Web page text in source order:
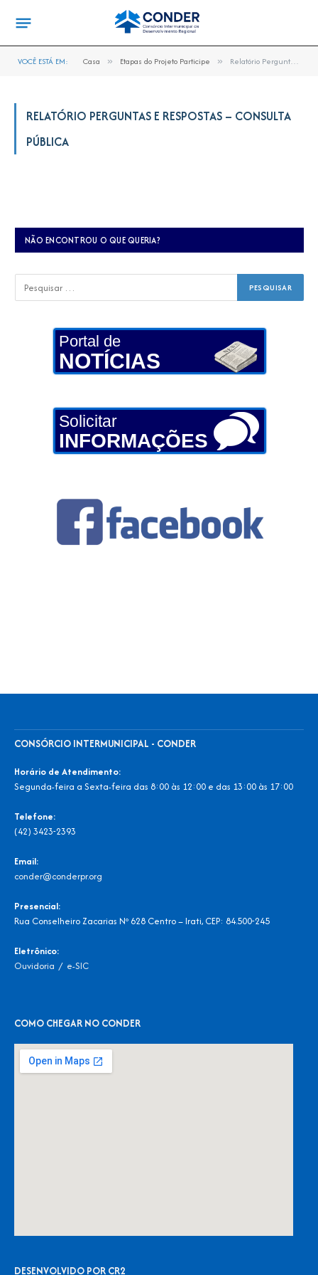
VOCÊ ESTÁ EM: Casa » Etapas do Projeto Participe » Relatório Perguntas e Respostas – Consulta Pública
RELATÓRIO PERGUNTAS E RESPOSTAS – CONSULTA
PÚBLICA
NÃO ENCONTROU O QUE QUERIA?
Portal de
NOTÍCIAS
Solicitar
INFORMAÇÕES
CONSÓRCIO INTERMUNICIPAL - CONDER
Horário de Atendimento:
Segunda-feira a Sexta-feira das 8:00 às 12:00 e das 13:00 às 17:00
Telefone:
(42) 3423-2393
Email:
conder@conderpr.org
Presencial:
Rua Conselheiro Zacarias Nº 628 Centro – Irati, CEP: 84.500-245
Eletrônico:
Ouvidoria / e-SIC
COMO CHEGAR NO CONDER
DESENVOLVIDO POR CR2